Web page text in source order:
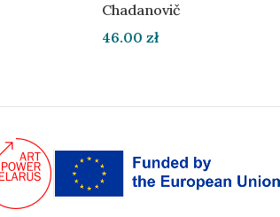
Chadanovič
46.00 zł